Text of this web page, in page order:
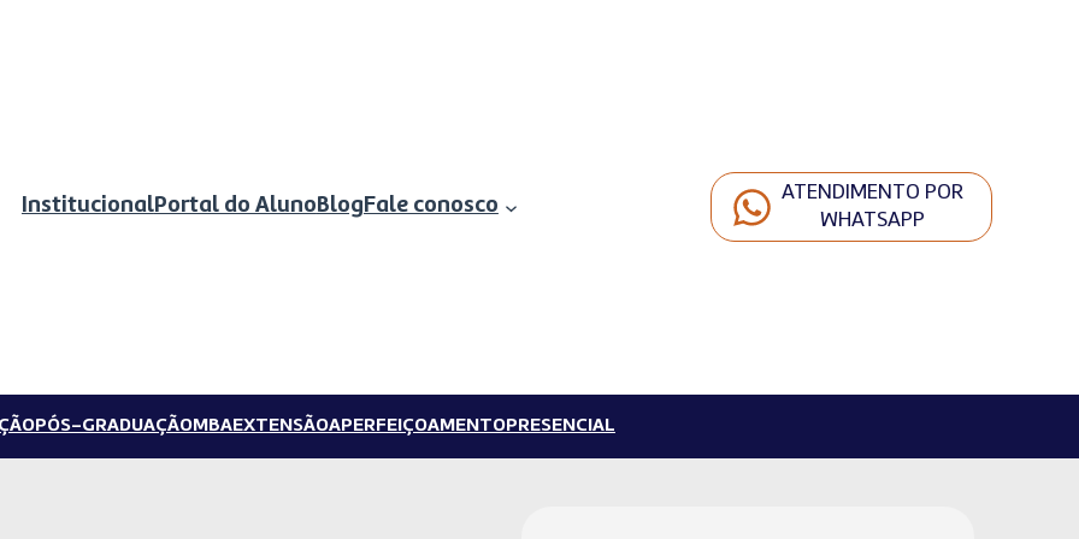
InstitucionalPortal do AlunoBlogFale conosco
ATENDIMENTO POR
WHATSAPP
PÓS-GRADUAÇÃOMBAEXTENSÃOAPERFEIÇOAMENTOPRESENCIAL